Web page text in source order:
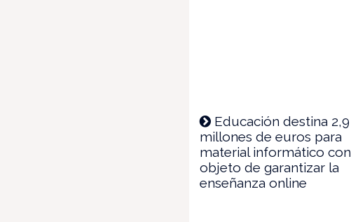
Educación destina 2,9
millones de euros para
material informático con
objeto de garantizar la
enseñanza online